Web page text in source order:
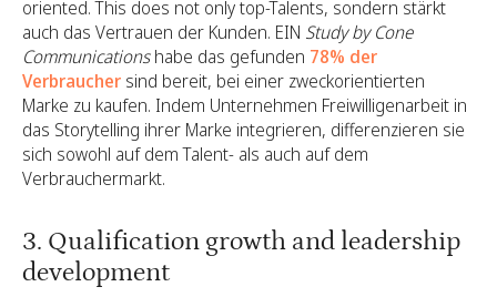
oriented. This does not only top-Talents, sondern stärkt
auch das Vertrauen der Kunden. EIN Study by Cone
Communicationshabe das gefunden 78% der
Verbraucher sind bereit, bei einer zweckorientierten
Marke zu kaufen. Indem Unternehmen Freiwilligenarbeit in
das Storytelling ihrer Marke integrieren, differenzieren sie
sich sowohl auf dem Talent- als auch auf dem
Verbrauchermarkt.
3. Qualification growth and leadership
development